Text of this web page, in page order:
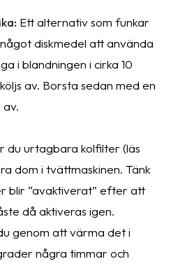
Ett alternativ som funkar
diskmedel att använda
i blandningen i cirka 10
av. Borsta sedan med en
av.
du urtagbara kolfilter (läs
dom i tvättmaskinen. Tänk
blir “avaktiverat” efter att
då aktiveras igen.
genom att värma det i
några timmar och